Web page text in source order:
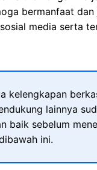
bermanfaat dan
media serta
kelengkapan
lainnya
baik sebelum
ini.